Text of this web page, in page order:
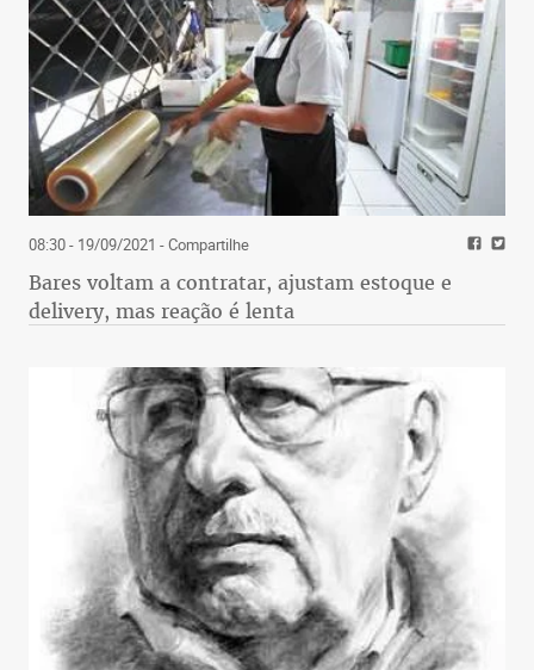
08:30 - 19/09/2021 - Compartilhe
Bares voltam a contratar, ajustam estoque e
delivery, mas reação é lenta